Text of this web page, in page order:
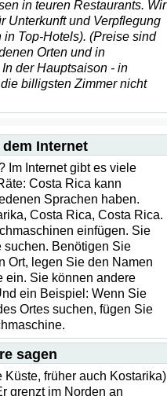
in teuren Restaurants. Wir
Unterkunft und Verpflegung
Top-Hotels). (Preise sind
Orten und in
der Hauptsaison - in
billigsten Zimmer nicht
Internet
Im Internet gibt es viele
Costa Rica kann
Sprachen haben.
Costa Rica, Costa Rica.
einfügen. Sie
Benötigen Sie
Ort, legen Sie den Namen
ein. Sie können andere
ein Beispiel: Wenn Sie
Ortes suchen, fügen Sie
sagen
früher auch Kostarika)
grenzt im Norden an